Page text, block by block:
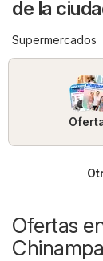
de la
Supermercados
Ofertas